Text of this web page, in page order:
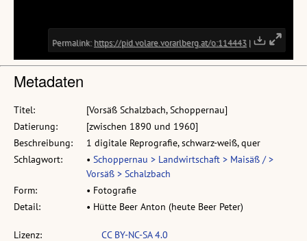
Metadaten
Titel:
[Vorsäß Schalzbach, Schoppernau]
Datierung:
[zwischen 1890 und 1960]
Beschreibung:
1 digitale Reprografie, schwarz-weiß, quer
Schlagwort:
• Schoppernau > Landwirtschaft > Maisäß / >
Vorsäß > Schalzbach
Form:
• Fotografie
Detail:
• Hütte Beer Anton (heute Beer Peter)
Lizenz: CC BY-NC-SA 4.0